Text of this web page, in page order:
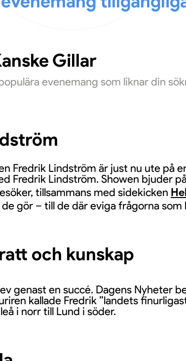
Gillar
evenemang som liknar din
Fredrik Lindström är just nu ute på
Fredrik Lindström. Showen bjuder
tillsammans med sidekicken
gör – till de där eviga frågorna som
och kunskap
genast en succé. Dagens Nyheter
kallade Fredrik ”landets
i norr till Lund i söder.